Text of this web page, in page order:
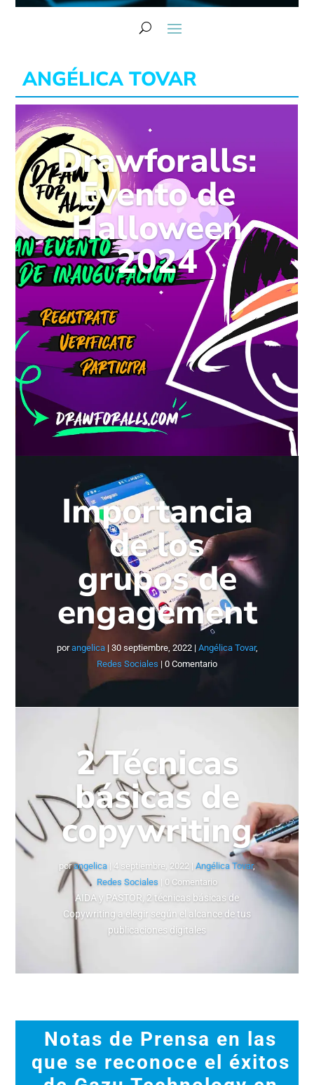
ANGÉLICA TOVAR
Drawforalls:
Evento de
Halloween
2024
Importancia
de los
grupos de
engagement
porangelica| 30 septiembre, 2022| Angélica Tovar,
Redes Sociales | 0 Comentario
2 Técnicas
básicas de
copywriting
porangelica 4 septiembre, 2022 | Angélica Tovar,
Redes Sociales | 0 Comentario
AIDA y PASTOR, 2 técnicas básicas de
Copywriting a elegir según el alcance de tus
publicaciones digitales
Notas de Prensa en las
que se reconoce el éxitos